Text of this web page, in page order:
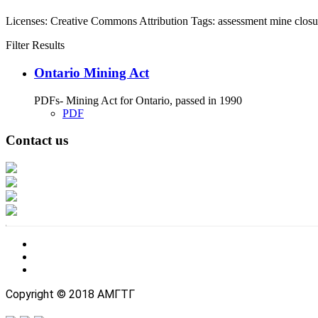
Licenses: Creative Commons Attribution Tags: assessment mine
Filter Results
Ontario Mining Act
PDFs- Mining Act for Ontario, passed in 1990
PDF
Contact us
Copyright © 2018 АМГТГ